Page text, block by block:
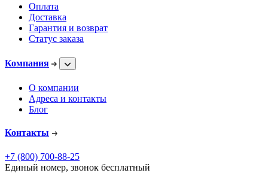
Оплата
Доставка
Гарантия и возврат
Статус заказа
Компания
О компании
Адреса и контакты
Блог
Контакты
+7 (800) 700-88-25
Единый номер, звонок бесплатный